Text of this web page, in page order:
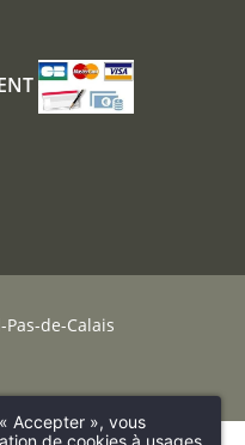
de-Calais
Accepter », vous
de cookies à usages